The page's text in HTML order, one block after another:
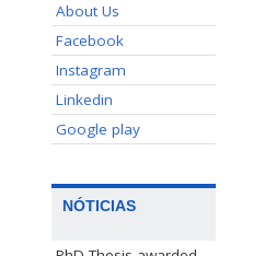
About Us
Facebook
Instagram
Linkedin
Google play
NÓTICIAS